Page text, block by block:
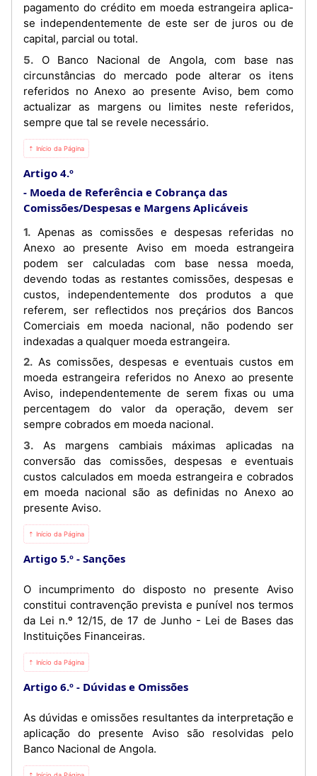
pagamento do crédito em moeda estrangeira aplica-
se independentemente de este ser de juros ou de
capital, parcial ou total.
5. O Banco Nacional de Angola, com base nas
circunstâncias do mercado pode alterar os itens
referidos no Anexo ao presente Aviso, bem como
actualizar as margens ou limites neste referidos,
sempre que tal se revele necessário.
⇡ Início da Página
Artigo 4.º
Moeda de Referência e Cobrança das
Comissões/Despesas e Margens Aplicáveis
1. Apenas as comissões e despesas referidas no
Anexo ao presente Aviso em moeda estrangeira
podem ser calculadas com base nessa moeda,
devendo todas as restantes comissões, despesas e
custos, independentemente dos produtos a que
referem, ser reflectidos nos preçários dos Bancos
Comerciais em moeda nacional, não podendo ser
indexadas a qualquer moeda estrangeira.
2. As comissões, despesas e eventuais custos em
moeda estrangeira referidos no Anexo ao presente
Aviso, independentemente de serem fixas ou uma
percentagem do valor da operação, devem ser
sempre cobrados em moeda nacional.
3. As margens cambiais máximas aplicadas na
conversão das comissões, despesas e eventuais
custos calculados em moeda estrangeira e cobrados
em moeda nacional são as definidas no Anexo ao
presente Aviso.
⇡ Início da Página
Artigo 5.º Sanções
O incumprimento do disposto no presente Aviso
constitui contravenção prevista e punível nos termos
da Lei n.º 12/15, de 17 de Junho - Lei de Bases das
Instituições Financeiras.
⇡ Início da Página
Artigo 6.º Dúvidas e Omissões
As dúvidas e omissões resultantes da interpretação e
aplicação do presente Aviso são resolvidas pelo
Banco Nacional de Angola.